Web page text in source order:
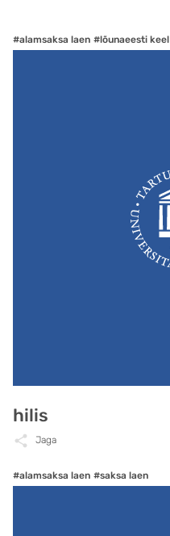
#alamsaksa laen #lõunaeesti keel
hilis
Jaga
#alamsaksa laen #saksa laen